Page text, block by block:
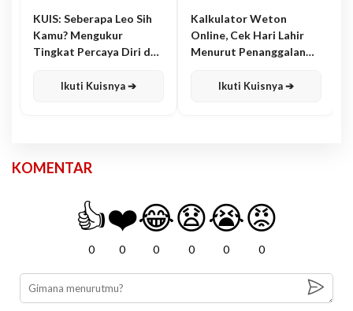
KUIS: Seberapa Leo Sih
Kamu? Mengukur
Tingkat Percaya Diri dan
Ikuti Kuisnya ➔
Kalkulator Weton
Online, Cek Hari Lahir
Menurut Penanggalan
Ikuti Kuisnya ➔
KOMENTAR
👍
0
❤️
0
😂
0
😧
0
😭
0
😡
0